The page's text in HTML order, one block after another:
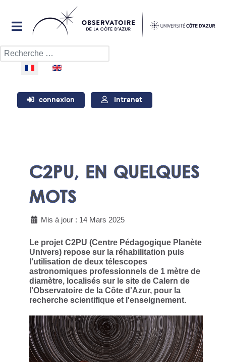
Rechercher
Sélectionnez votre langue
connexion Intranet
C2PU, EN QUELQUES
MOTS
Mis à jour : 14 Mars 2025
Le projet C2PU (Centre Pédagogique Planète
Univers) repose sur la réhabilitation puis
l’utilisation de deux télescopes
astronomiques professionnels de 1 mètre de
diamètre, localisés sur le site de Calern de
l'Observatoire de la Côte d'Azur, pour la
recherche scientifique et l'enseignement.